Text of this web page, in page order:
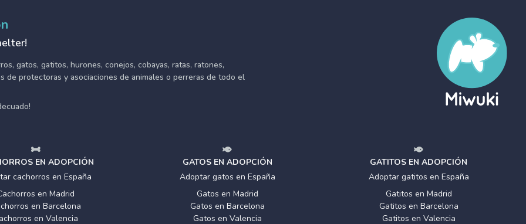
gatos, gatitos, hurones, conejos, cobayas, ratas, ratones,
de protectoras y asociaciones de animales o perreras de todo el
EN ADOPCIÓN
cachorros en España
en Madrid
en Barcelona
en Valencia
GATOS EN ADOPCIÓN
Adoptar gatos en España
Gatos en Madrid
Gatos en Barcelona
Gatos en Valencia
GATITOS EN ADOPCIÓN
Adoptar gatitos en España
Gatitos en Madrid
Gatitos en Barcelona
Gatitos en Valencia